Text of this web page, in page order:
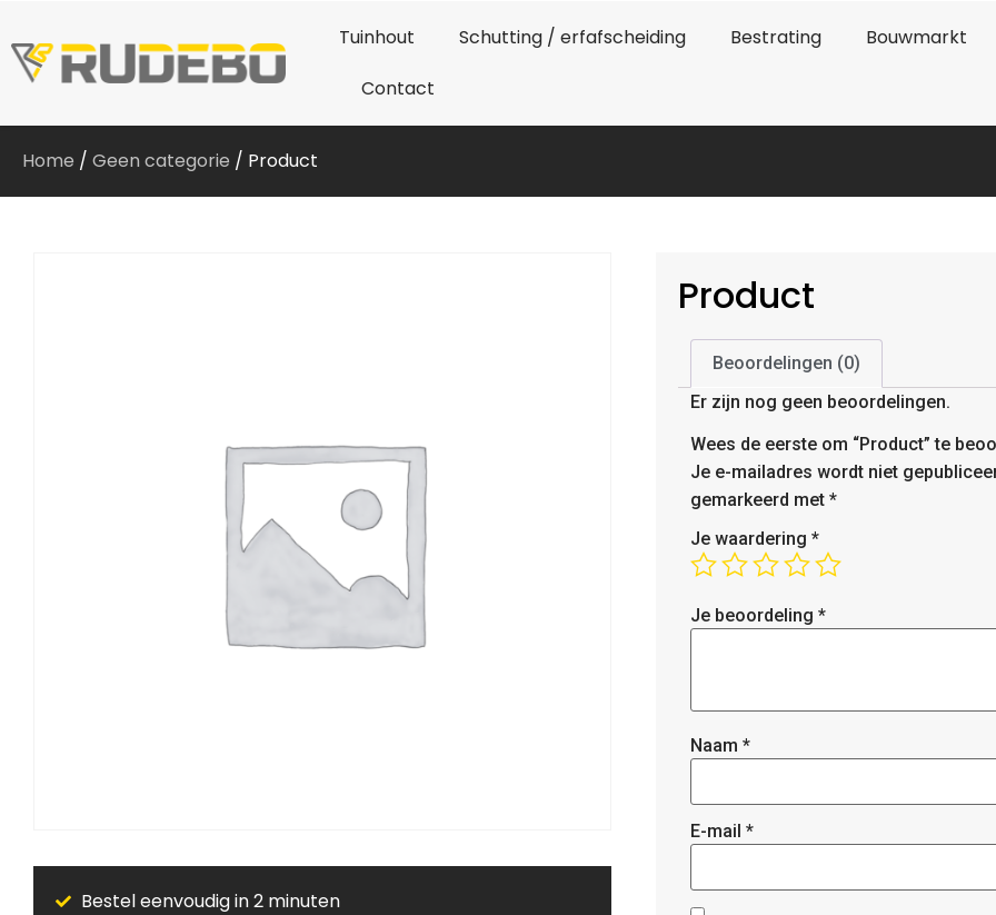
Tuinhout Schutting / erfafscheiding Bestrating
Bouwmarkt
Contact
Home / Geen categorie / Product
Bestel eenvoudig in 2 minuten
Product
Beoordelingen (0)
Er zijn nog geen beoordelingen.
Wees de eerste om “Product” te
Je e-mailadres wordt niet
gemarkeerd met *
Je waardering *
Je beoordeling *
Naam *
E-mail *